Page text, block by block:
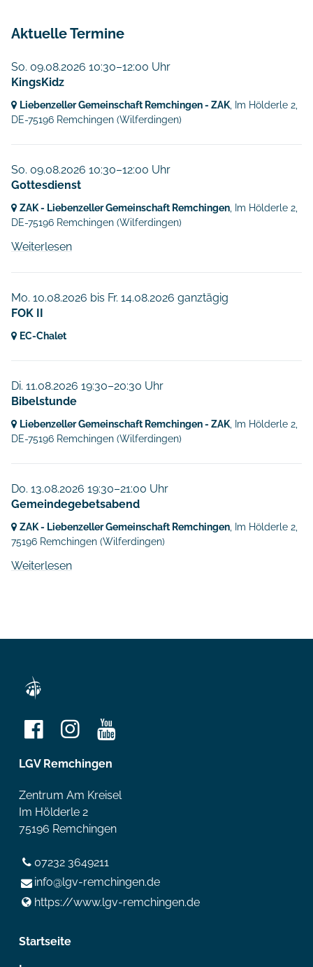
Aktuelle Termine
So. 09.08.2026 10:30–12:00 Uhr
KingsKidz
Liebenzeller Gemeinschaft Remchingen - ZAK , Im Hölderle 2,
DE-75196 Remchingen (Wilferdingen)
So. 09.08.2026 10:30–12:00 Uhr
Gottesdienst
ZAK - Liebenzeller Gemeinschaft Remchingen , Im Hölderle 2,
DE-75196 Remchingen (Wilferdingen)
Weiterlesen
Mo. 10.08.2026 bis Fr. 14.08.2026 ganztägig
FOK II
EC-Chalet
Di. 11.08.2026 19:30–20:30 Uhr
Bibelstunde
Liebenzeller Gemeinschaft Remchingen - ZAK , Im Hölderle 2,
DE-75196 Remchingen (Wilferdingen)
Do. 13.08.2026 19:30–21:00 Uhr
Gemeindegebetsabend
ZAK - Liebenzeller Gemeinschaft Remchingen , Im Hölderle 2,
75196 Remchingen (Wilferdingen)
Weiterlesen
LGV Remchingen
Zentrum Am Kreisel
Im Hölderle 2
75196 Remchingen
07232 3649211
info@​lgv-remchingen.​de
https://www.​lgv-remchingen.​de
Startseite